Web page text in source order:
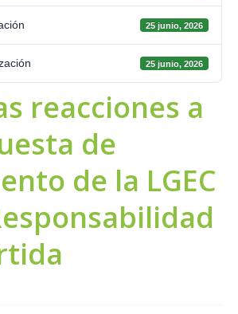
25 junio, 2026
25 junio, 2026
reacciones a
de
de la LGEC